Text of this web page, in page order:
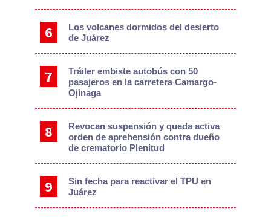
Los volcanes dormidos del desierto
de Juárez
Tráiler embiste autobús con 50
pasajeros en la carretera Camargo-
Ojinaga
Revocan suspensión y queda activa
orden de aprehensión contra dueño
de crematorio Plenitud
Sin fecha para reactivar el TPU en
Juárez